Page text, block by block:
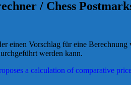
/ Chess
einen Vorschlag für eine
werden kann.
a calculation of comparative